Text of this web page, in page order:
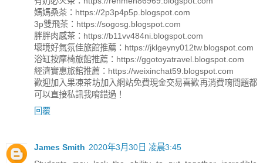
媽媽桑茶：https://2p3p4p5p.blogspot.com
3p雙飛茶：https://sogosg.blogspot.com
胖胖肉感茶：https://b11vv484ni.blogspot.com
壞境好氣氛佳旅館推薦：https://jklgeyny012tw.blogspot.com
浴缸按摩椅旅館推薦：https://ggotoyatravel.blogspot.com
經濟實惠旅館推薦：https://weixinchat59.blogspot.com
歡迎加入果凍茶坊加入網站免費現金交易喜歡再消費唷問題都
可以直接私訊我唷錯過！
回覆
James Smith 2020年3月30日 凌晨3:45